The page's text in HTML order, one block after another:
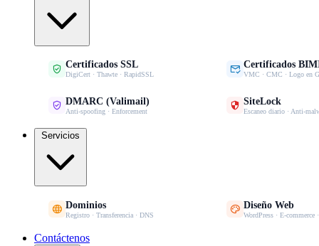
 Certificados SSL
DigiCert · Thawte · RapidSSL  Certificados
VMC · CMC · Logo en
 DMARC (Valimail)
Anti-spoofing · Enforcement  SiteLock
Escaneo diario · Anti-
Servicios
 Dominios
Registro · Transferencia · DNS  Diseño Web
WordPress · E-commerce
Contáctenos